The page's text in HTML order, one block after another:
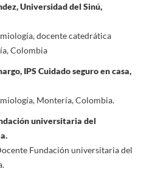
Universidad del Sinú,
docente catedrática
Colombia
IPS Cuidado seguro en casa,
Montería, Colombia.
universitaria del
Fundación universitaria del